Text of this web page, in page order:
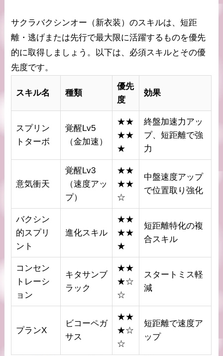
サクラバクシンオー（新衣装）のスキルは、短距
離・逃げまたは先行で最大限に活躍するものを優先
的に取得しましょう。以下は、必須スキルとその優
先度です。
スキル名 種類
優先
度
効果
スプリン
トターボ
覚醒Lv5
（金加速）
★★
★★
★
終盤加速力アッ
プ、短距離で強
力
意気衝天
覚醒Lv3
（速度アッ
プ）
★★
★★
☆
中盤速度アップ
で位置取り強化
バクシン
的スプリ
ント
進化スキル
★★
★★
★
短距離特化の複
合スキル
コンセン
トレーシ
ョン
キタサンブ
ラック
★★
★☆
☆
スタートミス軽
減
プランX
ビコーペガ
サス
★★
★☆
☆
短距離で速度ア
ップ